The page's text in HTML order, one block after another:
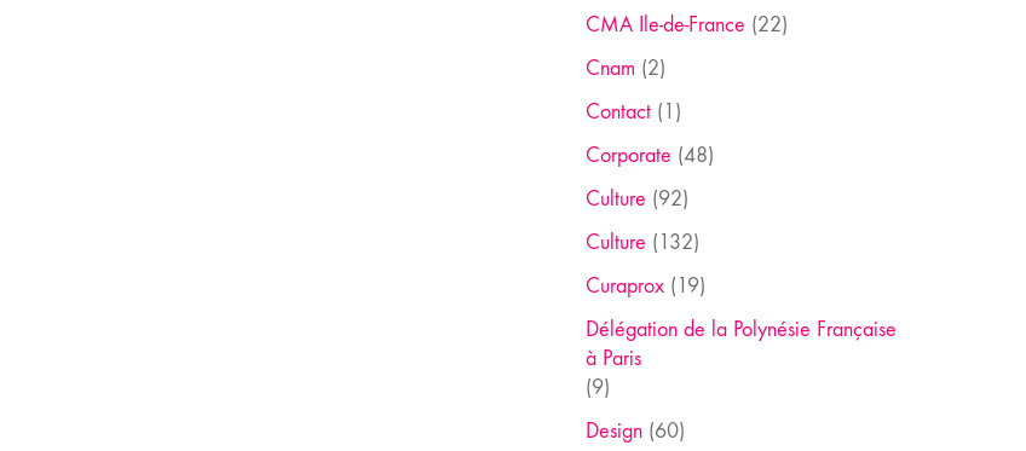
CMA Ile-de-France (22)
Cnam (2)
Contact(1)
Corporate (48)
Culture (92)
Culture (132)
Curaprox(19)
Délégation de la Polynésie Française
à Paris
(9)
Design(60)